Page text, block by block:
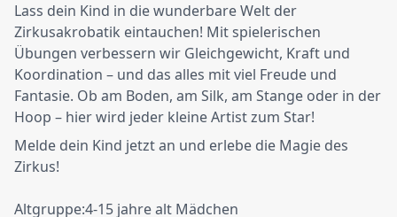
Lass dein Kind in die wunderbare Welt der
Zirkusakrobatik eintauchen! Mit spielerischen
Übungen verbessern wir Gleichgewicht, Kraft und
Koordination – und das alles mit viel Freude und
Fantasie. Ob am Boden, am Silk, am Stange oder in der
Hoop – hier wird jeder kleine Artist zum Star!
Melde dein Kind jetzt an und erlebe die Magie des
Zirkus!
Altgruppe:4-15 jahre alt Mädchen